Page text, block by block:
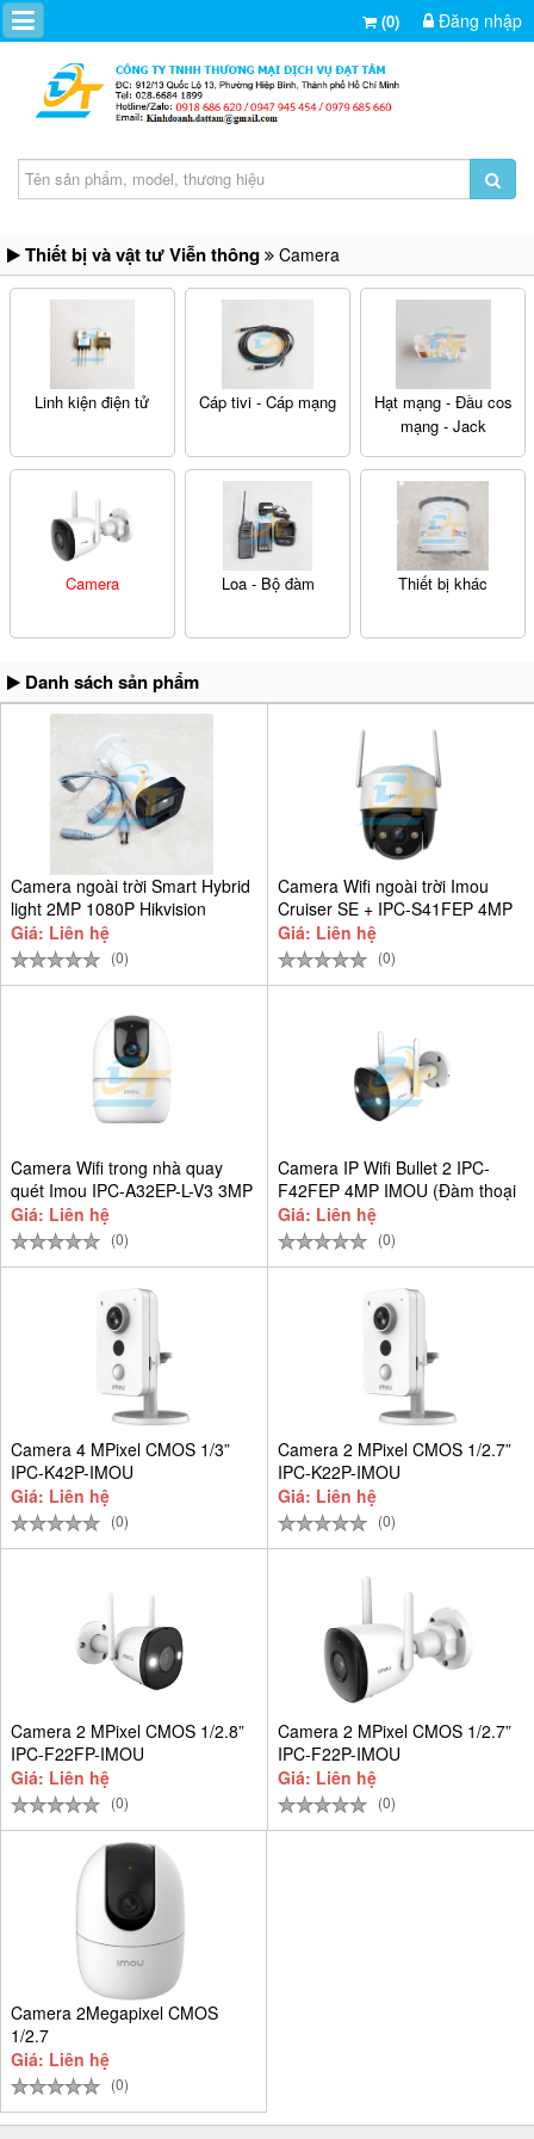
(0) Đăng nhập
Thiết bị và vật tư Viễn thông Camera
Linh kiện điện tử Cáp tivi - Cáp mạng
Hạt mạng - Đầu cos
mạng - Jack
Camera Loa - Bộ đàm Thiết bị khác
Danh sách sản phẩm
Camera ngoài trời Smart Hybrid
light 2MP 1080P Hikvision
Giá: Liên hệ
(0)
Camera Wifi ngoài trời Imou
Cruiser SE + IPC-S41FEP 4MP
360°
Giá: Liên hệ
(0)
Camera Wifi trong nhà quay
quét Imou IPC-A32EP-L-V3 3MP
2K
Giá: Liên hệ
(0)
Camera IP Wifi Bullet 2 IPC-
F42FEP 4MP IMOU (Đàm thoại
+ Có
Giá: Liên hệ
(0)
Camera 4 MPixel CMOS 1/3”
IPC-K42P-IMOU
Giá: Liên hệ
(0)
Camera 2 MPixel CMOS 1/2.7”
IPC-K22P-IMOU
Giá: Liên hệ
(0)
Camera 2 MPixel CMOS 1/2.8”
IPC-F22FP-IMOU
Giá: Liên hệ
(0)
Camera 2 MPixel CMOS 1/2.7”
IPC-F22P-IMOU
Giá: Liên hệ
(0)
Camera 2Megapixel CMOS
1/2.7
Giá: Liên hệ
(0)